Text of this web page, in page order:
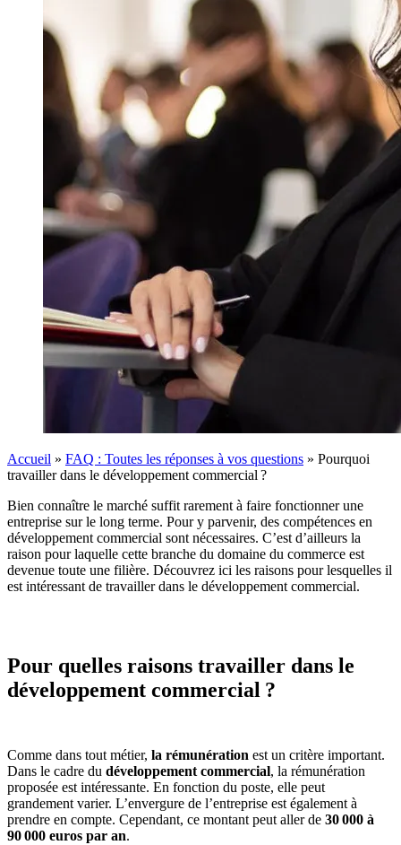
Accueil » FAQ : Toutes les réponses à vos questions » Pourquoi
travailler dans le développement commercial ?
Bien connaître le marché suffit rarement à faire fonctionner une
entreprise sur le long terme. Pour y parvenir, des compétences en
développement commercial sont nécessaires. C’est d’ailleurs la
raison pour laquelle cette branche du domaine du commerce est
devenue toute une filière. Découvrez ici les raisons pour lesquelles il
est intéressant de travailler dans le développement commercial.
Pour quelles raisons travailler dans le
développement commercial ?
Comme dans tout métier, la rémunération est un critère important.
Dans le cadre du développement commercial, la rémunération
proposée est intéressante. En fonction du poste, elle peut
grandement varier. L’envergure de l’entreprise est également à
prendre en compte. Cependant, ce montant peut aller de 30000 à
90000 euros par an.